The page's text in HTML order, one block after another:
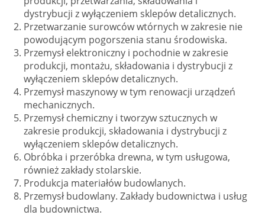
dystrybucji z wyłączeniem sklepów detalicznych.
Przetwarzanie surowców wtórnych w zakresie nie
powodującym pogorszenia stanu środowiska.
Przemysł elektroniczny i pochodnie w zakresie
produkcji, montażu, składowania i dystrybucji z
wyłączeniem sklepów detalicznych.
Przemysł maszynowy w tym renowacji urządzeń
mechanicznych.
Przemysł chemiczny i tworzyw sztucznych w
zakresie produkcji, składowania i dystrybucji z
wyłączeniem sklepów detalicznych.
Obróbka i przeróbka drewna, w tym usługowa,
również zakłady stolarskie.
Produkcja materiałów budowlanych.
Przemysł budowlany. Zakłady budownictwa i usług
dla budownictwa.